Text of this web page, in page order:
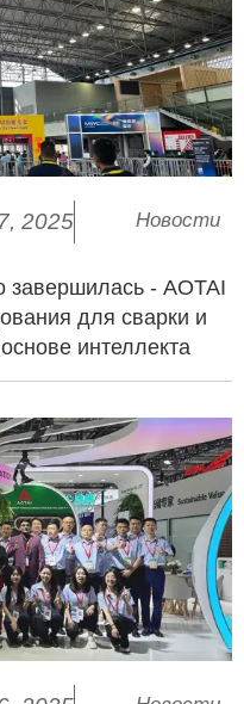
2025 Новости
завершилась - AOTAI
для сварки и
интеллекта